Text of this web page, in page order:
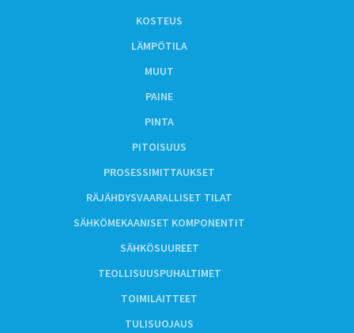
KOSTEUS
LÄMPÖTILA
MUUT
PAINE
PINTA
PITOISUUS
PROSESSIMITTAUKSET
RÄJÄHDYSVAARALLISET TILAT
SÄHKÖMEKAANISET KOMPONENTIT
SÄHKÖSUUREET
TEOLLISUUSPUHALTIMET
TOIMILAITTEET
TULISUOJAUS